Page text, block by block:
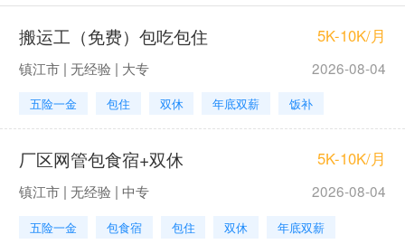
搬运工（免费）包吃包住 5K-10K/月
镇江市 | 无经验 | 大专 2026-08-04
五险一金 包住 双休 年底双薪 饭补
厂区网管包食宿+双休 5K-10K/月
镇江市 | 无经验 | 中专 2026-08-04
五险一金 包食宿 包住 双休 年底双薪